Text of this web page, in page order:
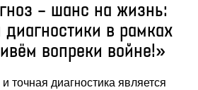
– шанс на жизнь:
диагностики в рамках
вопреки войне!»
точная диагностика является